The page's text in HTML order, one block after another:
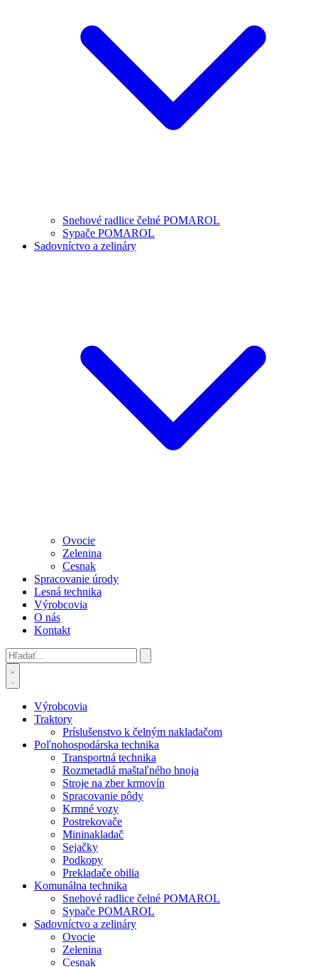
Snehové radlice čelné POMAROL
Sypače POMAROL
Sadovníctvo a zelináry
Ovocie
Zelenina
Cesnak
Spracovanie úrody
Lesná technika
Výrobcovia
O nás
Kontakt
Výrobcovia
Traktory
Príslušenstvo k čelným nakladačom
Poľnohospodárska technika
Transportná technika
Rozmetadlá maštaľného hnoja
Stroje na zber krmovín
Spracovanie pôdy
Krmné vozy
Postrekovače
Mininakladač
Sejačky
Podkopy
Prekladače obilia
Komunálna technika
Snehové radlice čelné POMAROL
Sypače POMAROL
Sadovníctvo a zelináry
Ovocie
Zelenina
Cesnak